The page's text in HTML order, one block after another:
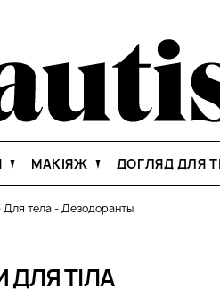
МАКІЯЖ ДОГЛЯД ДЛЯ
Для тела-Дезодоранты
ТІЛА